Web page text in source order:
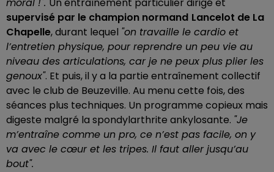
supervisé par le champion normand Lancelot de La
Chapelle,durant lequel "on travaille le cardio et
l’entretien physique, pour reprendre un peu vie au
niveau des articulations, car je ne peux plus plier les
genoux". Et puis, il y a la partie entraînement collectif
avec le club de Beuzeville. Au menu cette fois, des
séances plus techniques. Un programme copieux mais
digeste malgré la spondylarthrite ankylosante. "Je
m’entraîne comme un pro, ce n’est pas facile, on y
va avec le cœur et les tripes. Il faut aller jusqu’au
bout".